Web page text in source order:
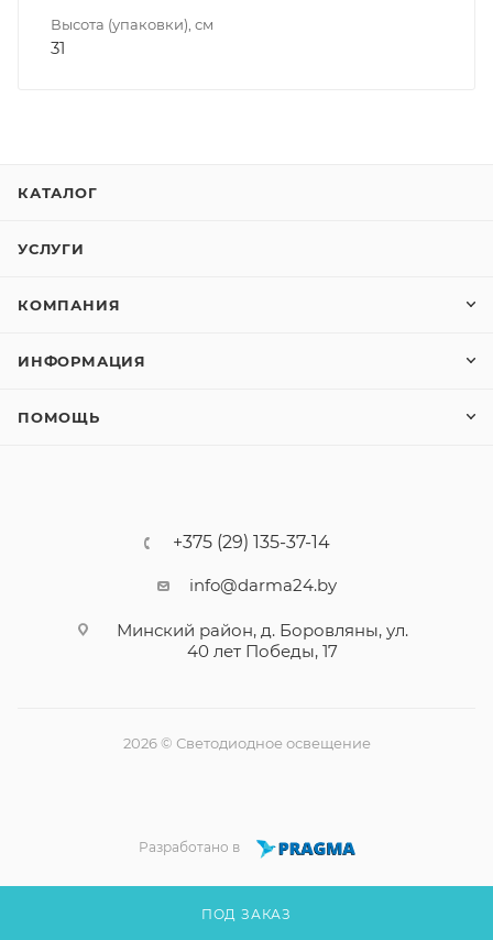
ПОД ЗАКАЗ
Высота (упаковки), см
31
КАТАЛОГ
УСЛУГИ
КОМПАНИЯ
ИНФОРМАЦИЯ
ПОМОЩЬ
+375 (29) 135-37-14
info@darma24.by
Минский район, д. Боровляны, ул.
40 лет Победы, 17
2026 © Светодиодное освещение
Разработано в